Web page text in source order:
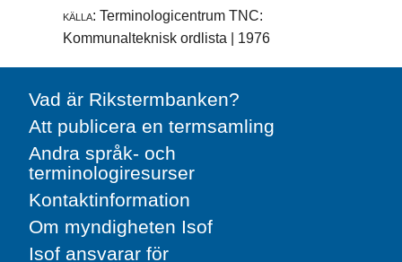
källa: Terminologicentrum TNC:
Kommunalteknisk ordlista | 1976
Vad är Rikstermbanken?
Att publicera en termsamling
Andra språk- och
terminologiresurser
Kontaktinformation
Om myndigheten Isof
Isof ansvarar för